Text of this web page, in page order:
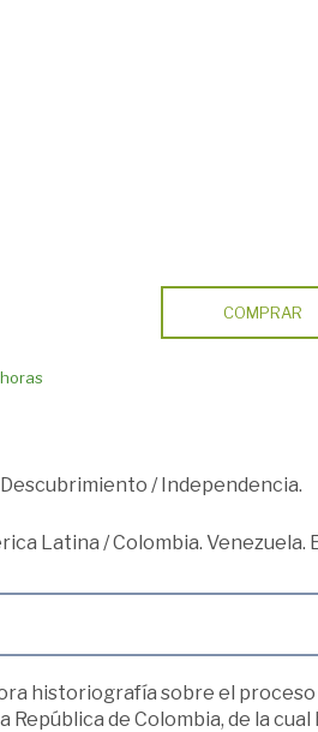
COMPRAR
/Independencia.
Latina /Colombia. Venezuela.
historiografía sobre el proceso
de Colombia, de la cual